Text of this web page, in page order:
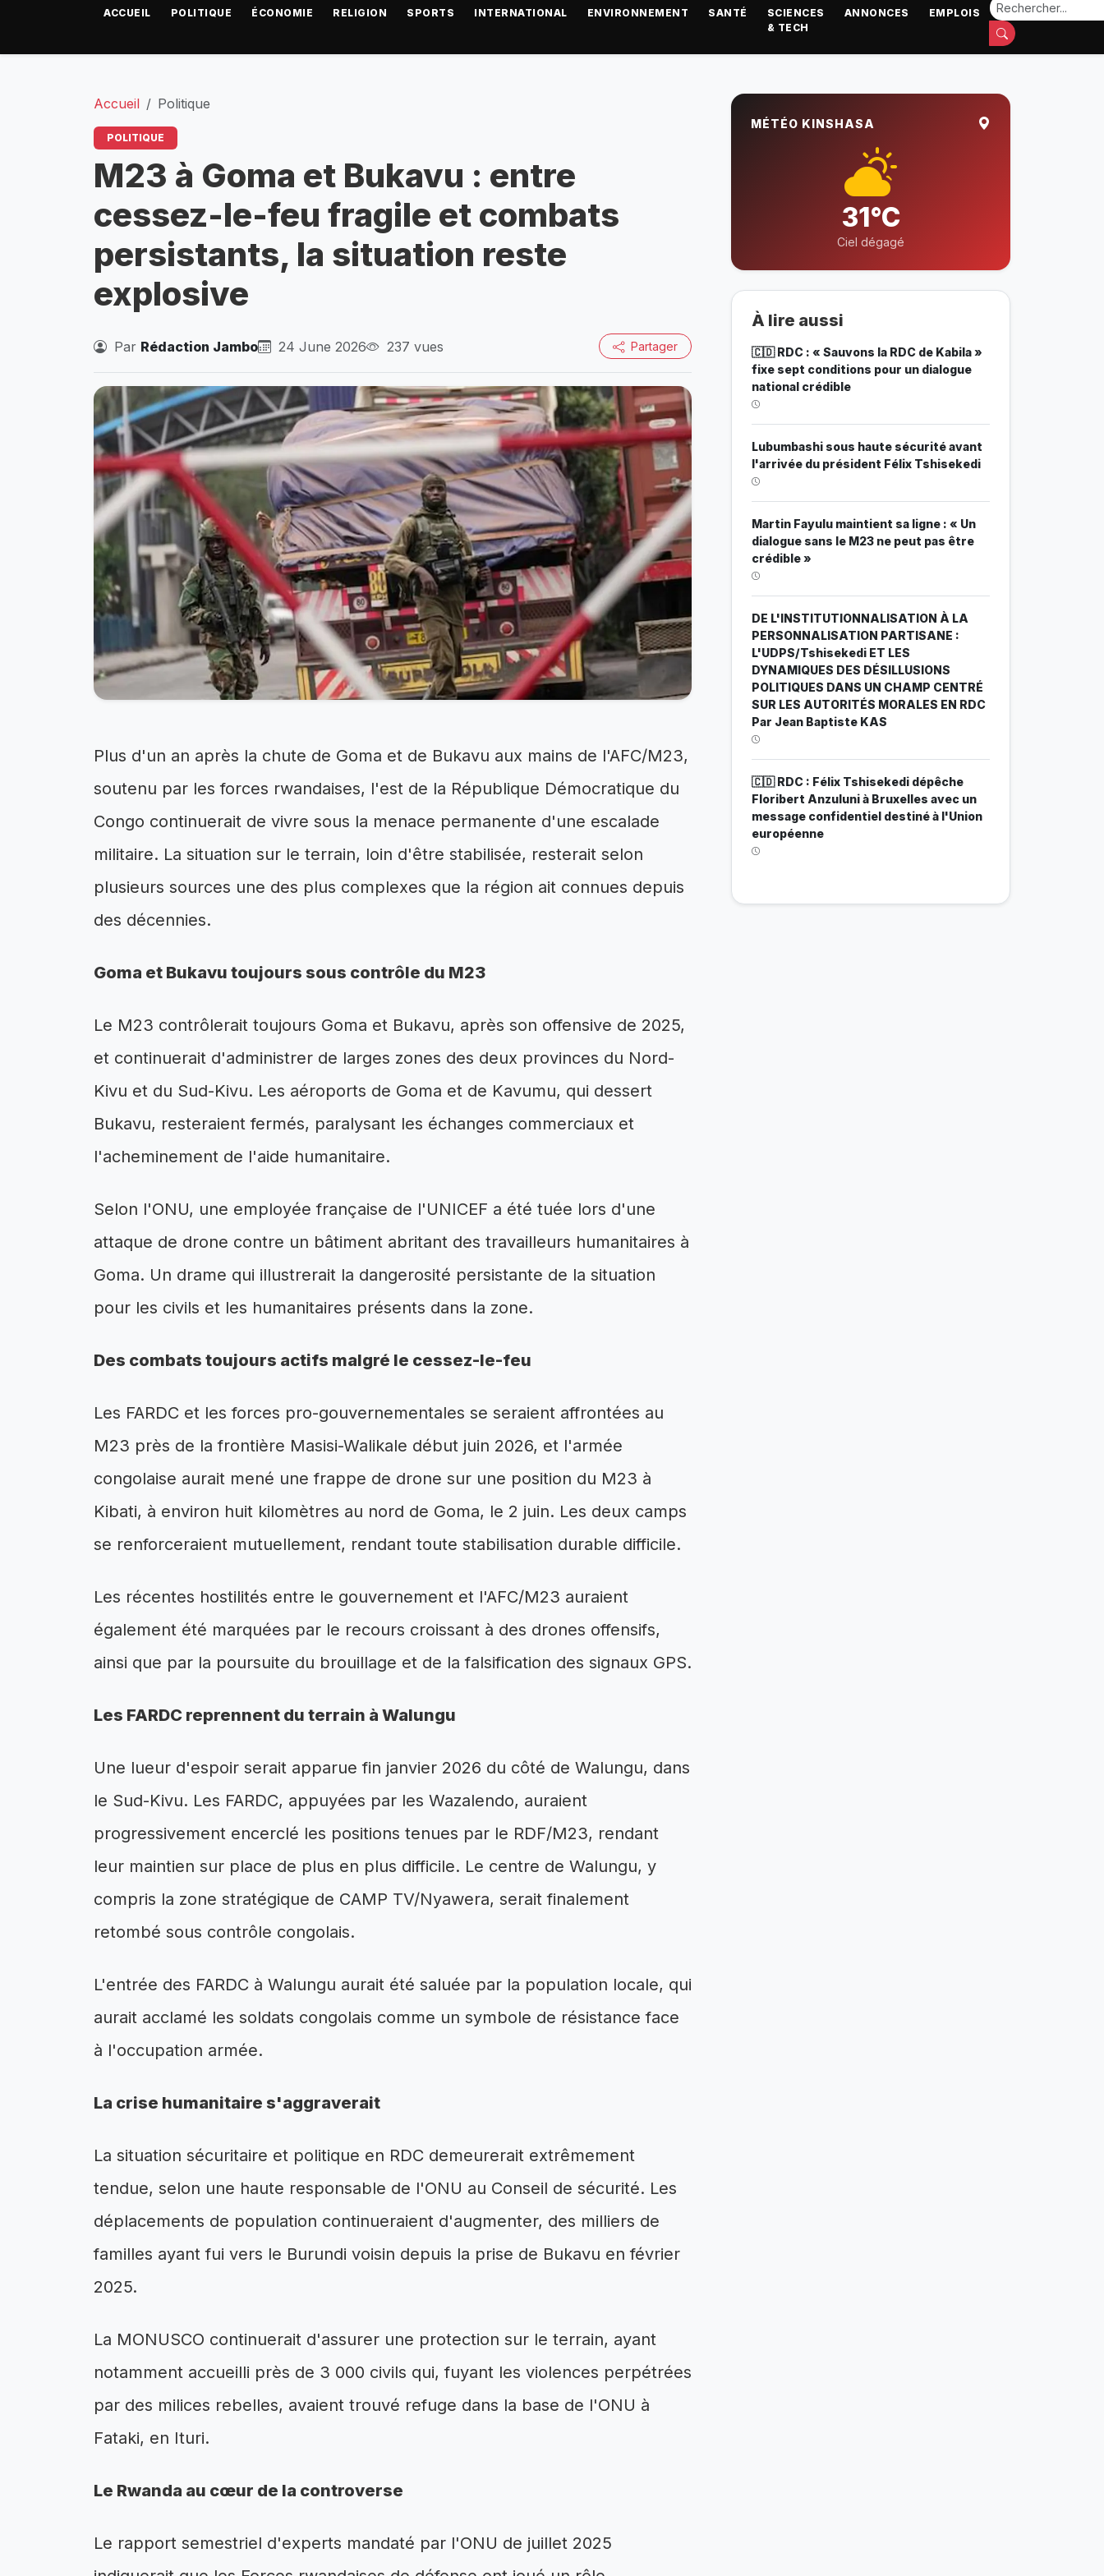
ACCUEIL POLITIQUE ÉCONOMIE RELIGION SPORTS INTERNATIONAL ENVIRONNEMENT SANTÉ
SCIENCES
& TECH
ANNONCES EMPLOIS
Accueil Politique
POLITIQUE
M23 à Goma et Bukavu : entre
cessez-le-feu fragile et combats
persistants, la situation reste
explosive
Par Rédaction Jambo 24 June 2026 237 vues Partager
Plus d'un an après la chute de Goma et de Bukavu aux mains de l'AFC/M23,
soutenu par les forces rwandaises, l'est de la République Démocratique du
Congo continuerait de vivre sous la menace permanente d'une escalade
militaire. La situation sur le terrain, loin d'être stabilisée, resterait selon
plusieurs sources une des plus complexes que la région ait connues depuis
des décennies.
Goma et Bukavu toujours sous contrôle du M23
Le M23 contrôlerait toujours Goma et Bukavu, après son offensive de 2025,
et continuerait d'administrer de larges zones des deux provinces du Nord-
Kivu et du Sud-Kivu. Les aéroports de Goma et de Kavumu, qui dessert
Bukavu, resteraient fermés, paralysant les échanges commerciaux et
l'acheminement de l'aide humanitaire.
Selon l'ONU, une employée française de l'UNICEF a été tuée lors d'une
attaque de drone contre un bâtiment abritant des travailleurs humanitaires à
Goma. Un drame qui illustrerait la dangerosité persistante de la situation
pour les civils et les humanitaires présents dans la zone.
Des combats toujours actifs malgré le cessez-le-feu
Les FARDC et les forces pro-gouvernementales se seraient affrontées au
M23 près de la frontière Masisi-Walikale début juin 2026, et l'armée
congolaise aurait mené une frappe de drone sur une position du M23 à
Kibati, à environ huit kilomètres au nord de Goma, le 2 juin. Les deux camps
se renforceraient mutuellement, rendant toute stabilisation durable difficile.
Les récentes hostilités entre le gouvernement et l'AFC/M23 auraient
également été marquées par le recours croissant à des drones offensifs,
ainsi que par la poursuite du brouillage et de la falsification des signaux GPS.
Les FARDC reprennent du terrain à Walungu
Une lueur d'espoir serait apparue fin janvier 2026 du côté de Walungu, dans
le Sud-Kivu. Les FARDC, appuyées par les Wazalendo, auraient
progressivement encerclé les positions tenues par le RDF/M23, rendant
leur maintien sur place de plus en plus difficile. Le centre de Walungu, y
compris la zone stratégique de CAMP TV/Nyawera, serait finalement
retombé sous contrôle congolais.
L'entrée des FARDC à Walungu aurait été saluée par la population locale, qui
aurait acclamé les soldats congolais comme un symbole de résistance face
à l'occupation armée.
La crise humanitaire s'aggraverait
La situation sécuritaire et politique en RDC demeurerait extrêmement
tendue, selon une haute responsable de l'ONU au Conseil de sécurité. Les
déplacements de population continueraient d'augmenter, des milliers de
familles ayant fui vers le Burundi voisin depuis la prise de Bukavu en février
2025.
La MONUSCO continuerait d'assurer une protection sur le terrain, ayant
notamment accueilli près de 3 000 civils qui, fuyant les violences perpétrées
par des milices rebelles, avaient trouvé refuge dans la base de l'ONU à
Fataki, en Ituri.
Le Rwanda au cœur de la controverse
Le rapport semestriel d'experts mandaté par l'ONU de juillet 2025
MÉTÉO KINSHASA
31°C
Ciel dégagé
À lire aussi
🇨🇩 RDC : « Sauvons la RDC de Kabila »
fixe sept conditions pour un dialogue
national crédible
Lubumbashi sous haute sécurité avant
l'arrivée du président Félix Tshisekedi
Martin Fayulu maintient sa ligne : « Un
dialogue sans le M23 ne peut pas être
crédible »
DE L'INSTITUTIONNALISATION À LA
PERSONNALISATION PARTISANE :
L'UDPS/Tshisekedi ET LES
DYNAMIQUES DES DÉSILLUSIONS
POLITIQUES DANS UN CHAMP CENTRÉ
SUR LES AUTORITÉS MORALES EN RDC
Par Jean Baptiste KAS
🇨🇩 RDC : Félix Tshisekedi dépêche
Floribert Anzuluni à Bruxelles avec un
message confidentiel destiné à l'Union
européenne